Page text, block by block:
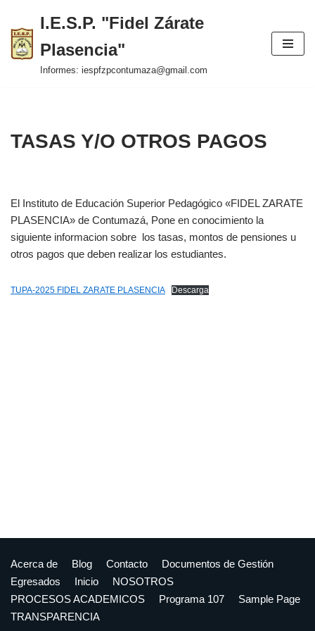
Saltar
al
contenido
I.E.S.P. "Fidel Zárate
Plasencia"
Informes: iespfzpcontumaza@gmail.com
TASAS Y/O OTROS PAGOS
El Instituto de Educación Superior Pedagógico «FIDEL ZARATE
PLASENCIA» de Contumazá, Pone en conocimiento la
siguiente informacion sobre los tasas, montos de pensiones u
otros pagos que deben realizar los estudiantes.
TUPA-2025 FIDEL ZARATE PLASENCIA Descarga
Acerca de Blog Contacto
Documentos de Gestión
Egresados
Inicio
NOSOTROS
PROCESOS ACADEMICOS
Programa 107
Sample Page
TRANSPARENCIA